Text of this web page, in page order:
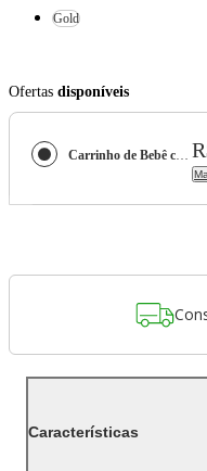
Gold
Ofertas disponíveis
Carrinho de Bebê com Bebê Conforto 2 em 1 Youturn Maxi Baby
Características